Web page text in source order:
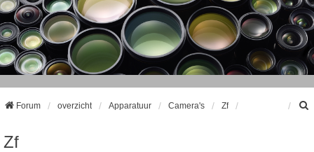
Forum overzicht Apparatuur Camera's Zf
Zf